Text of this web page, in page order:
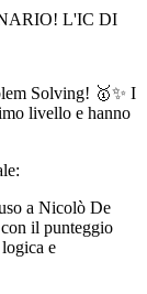
L'IC DI
Solving! 🥇✨ I
livello e hanno
a Nicolò De
il punteggio
e